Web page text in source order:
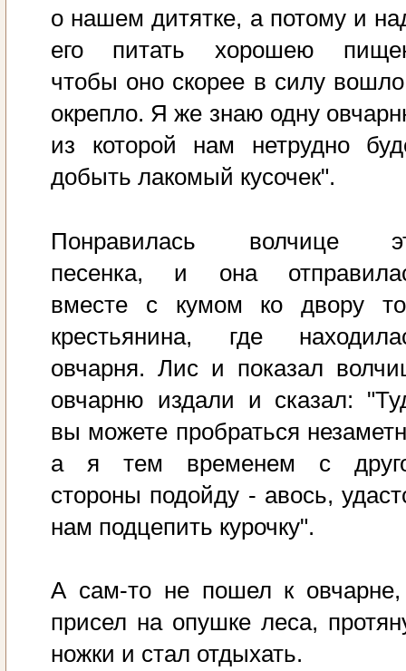
о нашем дитятке, а потому и
его питать хорошею
чтобы оно скорее в силу
окрепло. Я же знаю одну
из которой нам нетрудно
добыть лакомый кусочек".
Понравилась волчице
песенка, и она
вместе с кумом ко двору
крестьянина, где
овчарня. Лис и показал
овчарню издали и сказал:
вы можете пробраться
а я тем временем с
стороны подойду - авось,
нам подцепить курочку".
А сам-то не пошел к
присел на опушке леса,
ножки и стал отдыхать.